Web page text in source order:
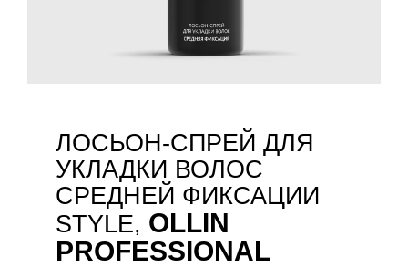
ЛОСЬОН-СПРЕЙ ДЛЯ
УКЛАДКИ ВОЛОС
СРЕДНЕЙ ФИКСАЦИИ
STYLE, OLLIN
PROFESSIONAL